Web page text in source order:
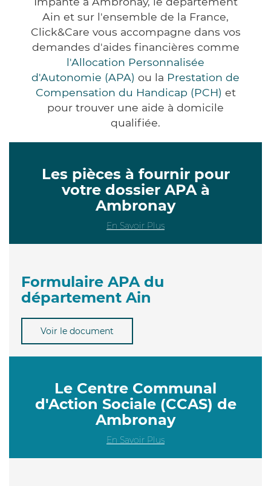
Ain et sur l'ensemble de la France,
Click&Care vous accompagne dans vos
demandes d'aides financières comme
l'Allocation Personnalisée
d'Autonomie (APA) ou la Prestation de
Compensation du Handicap (PCH) et
pour trouver une aide à domicile
qualifiée.
Les pièces à fournir pour
votre dossier APA à
Ambronay
En Savoir Plus
Formulaire APA du
département Ain
Voir le document
Le Centre Communal
d'Action Sociale (CCAS) de
Ambronay
En Savoir Plus